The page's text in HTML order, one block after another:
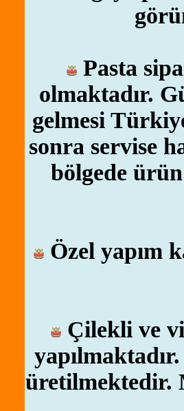
Pasta
olmaktadır.
gelmesi
sonra servise
bölgede
Özel yapım
Çilekli ve
üretilmektedir.